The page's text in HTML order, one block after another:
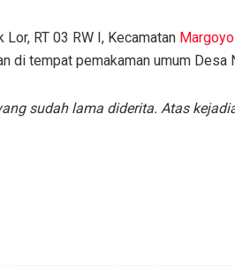
RT 03 RW I, Kecamatan
di tempat pemakaman umum Desa
sudah lama diderita. Atas